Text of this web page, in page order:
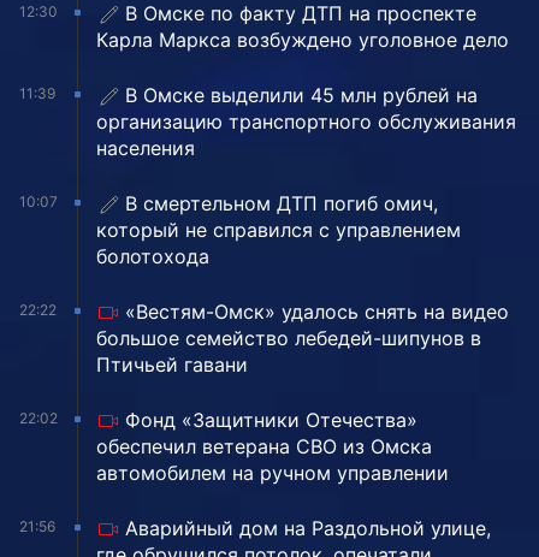
12:30
В Омске по факту ДТП на проспекте
Карла Маркса возбуждено уголовное дело
11:39
В Омске выделили 45 млн рублей на
организацию транспортного обслуживания
населения
10:07
В смертельном ДТП погиб омич,
который не справился с управлением
болотохода
22:22
«Вестям-Омск» удалось снять на видео
большое семейство лебедей-шипунов в
Птичьей гавани
22:02
Фонд «Защитники Отечества»
обеспечил ветерана СВО из Омска
автомобилем на ручном управлении
21:56
Аварийный дом на Раздольной улице,